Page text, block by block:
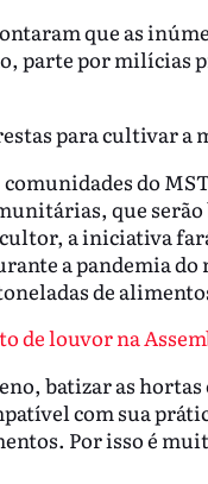
que as
parte por milícias
para cultivar a
comunidades do
que
a iniciativa
a pandemia
de
de louvor na
batizar as
com sua
Por isso é